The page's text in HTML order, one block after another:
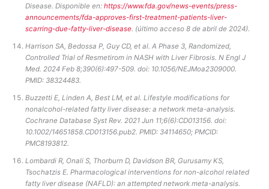
Disease. Disponible en:https://www.fda.gov/news-events/press-
announcements/fda-approves-first-treatment-patients-liver-
scarring-due-fatty-liver-disease. (último acceso 8 de abril de 2024).
Harrison SA, Bedossa P, Guy CD, et al. A Phase 3, Randomized,
Controlled Trial of Resmetirom in NASH with Liver Fibrosis. N Engl J
Med. 2024 Feb 8;390(6):497-509. doi: 10.1056/NEJMoa2309000.
PMID: 38324483.
Buzzetti E, Linden A, Best LM, et al. Lifestyle modifications for
nonalcohol-related fatty liver disease: a network meta-analysis.
Cochrane Database Syst Rev. 2021 Jun 11;6(6):CD013156. doi:
10.1002/14651858.CD013156.pub2. PMID: 34114650; PMCID:
PMC8193812.
Lombardi R, Onali S, Thorburn D, Davidson BR, Gurusamy KS,
Tsochatzis E. Pharmacological interventions for non-alcohol related
fatty liver disease (NAFLD): an attempted network meta-analysis.